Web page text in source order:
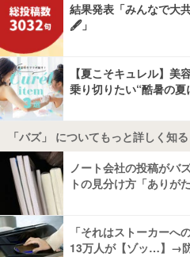
結果発表「みんなで大
🖋️」
【夏こそキュレル】美
乗り切りたい“酷暑の
「バズ」 についてもっと詳しく知る
ノート会社の投稿がバ
トの見分け方「ありが
「それはストーカー
13万人が【ゾッ…】→